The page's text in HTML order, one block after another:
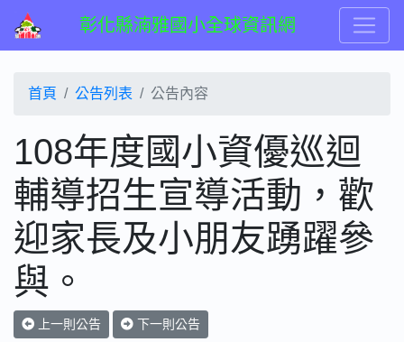
彰化縣湳雅國小全球資訊網
首頁 公告列表 公告內容
108年度國小資優巡迴
輔導招生宣導活動，歡
迎家長及小朋友踴躍參
與。
上一則公告 下一則公告